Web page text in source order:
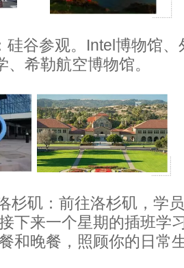
硅谷参观。Intel博物馆
希勒航空博物馆。
杉矶：前往洛杉矶，学
下来一个星期的插班学
和晚餐，照顾你的日常